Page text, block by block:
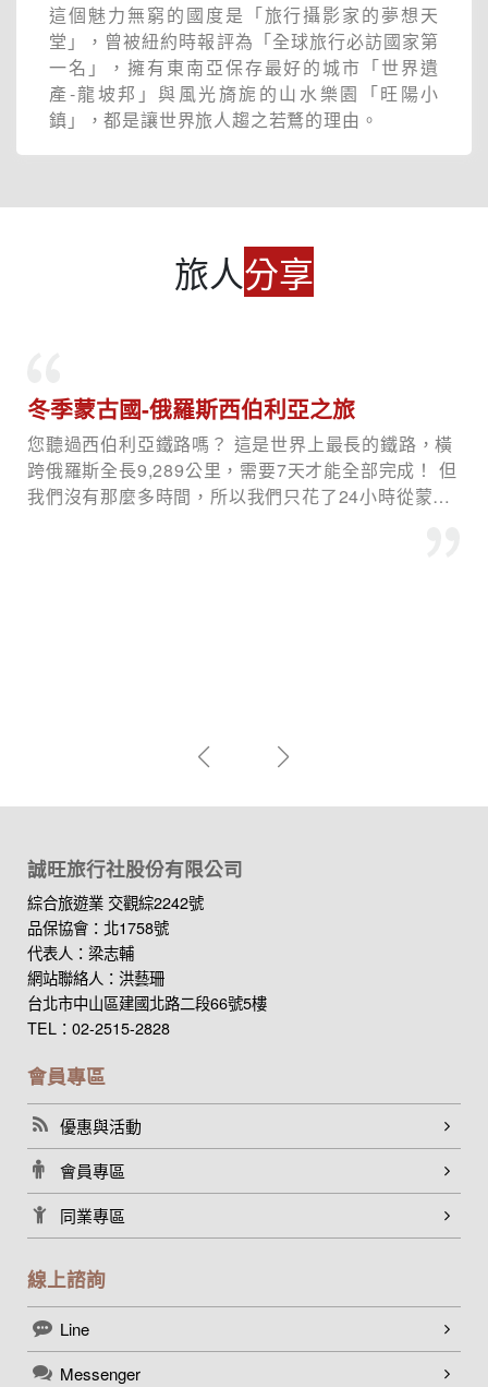
這個魅力無窮的國度是「旅行攝影家的夢想天
堂」，曾被紐約時報評為「全球旅行必訪國家第
一名」，擁有東南亞保存最好的城市「世界遺
產-龍坡邦」與風光旖旎的山水樂園「旺陽小
鎮」，都是讓世界旅人趨之若鶩的理由。
旅人分享
開箱沙壩夢幻山城最美五星級酒店
今天下午的重頭戲，那就是入住沙壩當地最高人氣的
五星級飯店，沙壩美憬閣穹頂酒店！光看封面圖就知
道多奢華！也只有跟到誠旺旅行社的北越團才有機會
誠旺旅行社股份有限公司
綜合旅遊業 交觀綜2242號
品保協會：北1758號
代表人：梁志輔
網站聯絡人：洪藝珊
台北市中山區建國北路二段66號5樓
TEL：02-2515-2828
會員專區
優惠與活動
會員專區
同業專區
線上諮詢
Line
Messenger